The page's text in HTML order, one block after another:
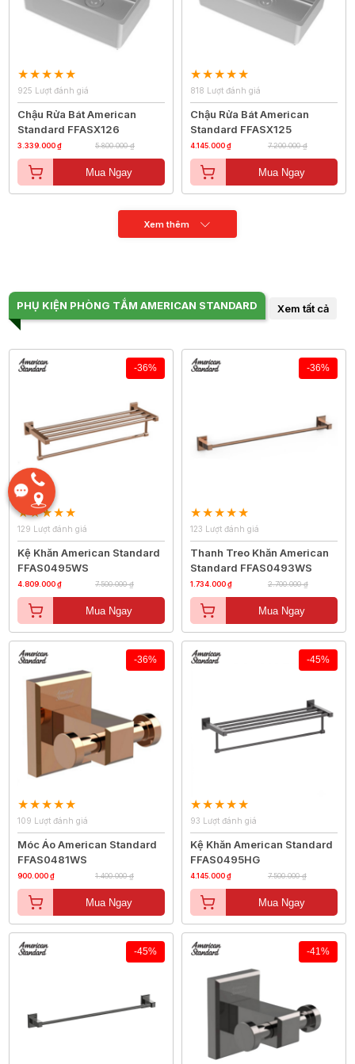
925 Lượt đánh giá
Chậu Rửa Bát American
Standard FFASX126
3.339.000 ₫ 5.800.000 ₫
Mua Ngay
818 Lượt đánh giá
Chậu Rửa Bát American
Standard FFASX125
4.145.000 ₫ 7.200.000 ₫
Mua Ngay
Xem thêm
PHỤ KIỆN PHÒNG TẮM AMERICAN STANDARD Xem tất cả
-36%
129 Lượt đánh giá
Kệ Khăn American Standard
FFAS0495WS
4.809.000 ₫ 7.500.000 ₫
Mua Ngay
-36%
123 Lượt đánh giá
Thanh Treo Khăn American
Standard FFAS0493WS
1.734.000 ₫ 2.700.000 ₫
Mua Ngay
-36%
109 Lượt đánh giá
Móc Áo American Standard
FFAS0481WS
900.000 ₫ 1.400.000 ₫
Mua Ngay
-45%
93 Lượt đánh giá
Kệ Khăn American Standard
FFAS0495HG
4.145.000 ₫ 7.500.000 ₫
Mua Ngay
-45% -41%